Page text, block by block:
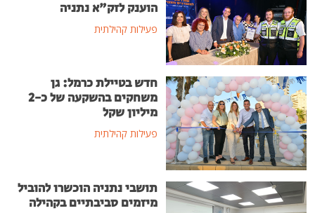
הוענק לזק"א נתניה
פעילות קהילתית
חדש בטיילת כרמל: גן
משחקים בהשקעה של כ-2
מיליון שקל
פעילות קהילתית
תושבי נתניה הוכשרו להוביל
מיזמים סביבתיים בקהילה